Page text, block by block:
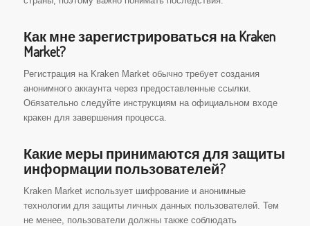
Как мне зарегистрироваться на Kraken
Market?
Регистрация на Kraken Market обычно требует создания
анонимного аккаунта через предоставленные ссылки.
Обязательно следуйте инструкциям на официальном входе
кракен для завершения процесса.
Какие меры принимаются для защиты
информации пользователей?
Kraken Market использует шифрование и анонимные
технологии для защиты личных данных пользователей. Тем
не менее, пользователи должны также соблюдать